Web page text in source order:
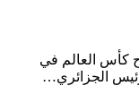
كأس العالم في